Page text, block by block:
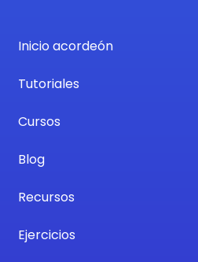
Inicio acordeón
Tutoriales
Cursos
Blog
Recursos
Ejercicios